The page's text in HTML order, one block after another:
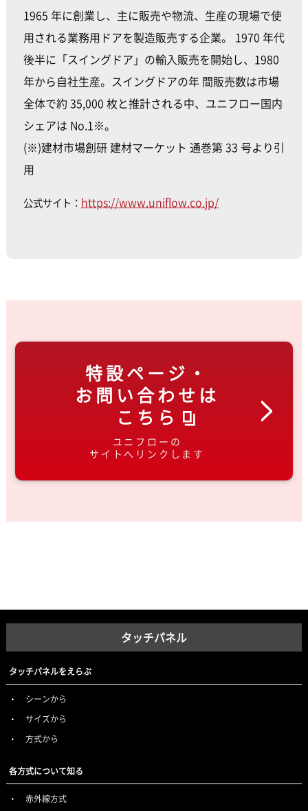
1965 年に創業し、主に販売や物流、生産の現場で使
用される業務用ドアを製造販売する企業。 1970 年代
後半に「スイングドア」の輸入販売を開始し、1980
年から自社生産。スイングドアの年 間販売数は市場
全体で約 35,000 枚と推計される中、ユニフロー国内
シェアは No.1※。
(※)建材市場創研 建材マーケット 通巻第 33 号より引
用
公式サイト： https://www.uniflow.co.jp/
特設ページ・
お問い合わせは
こちら
ユニフローの
サイトへリンクします
タッチパネル
タッチパネルをえらぶ
シーンから
サイズから
方式から
各方式について知る
赤外線方式